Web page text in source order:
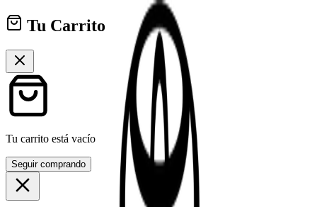
Tu Carrito
Tu carrito está vacío
Seguir comprando